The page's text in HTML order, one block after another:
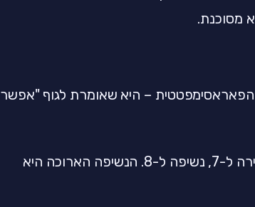
מסוכנת.
– היא שאומרת לגוף "אפשר
עובדת מעולה כאן: שאיפה ל-4, עצירה ל-7, נשיפה ל-8. הנשיפה הארוכה היא